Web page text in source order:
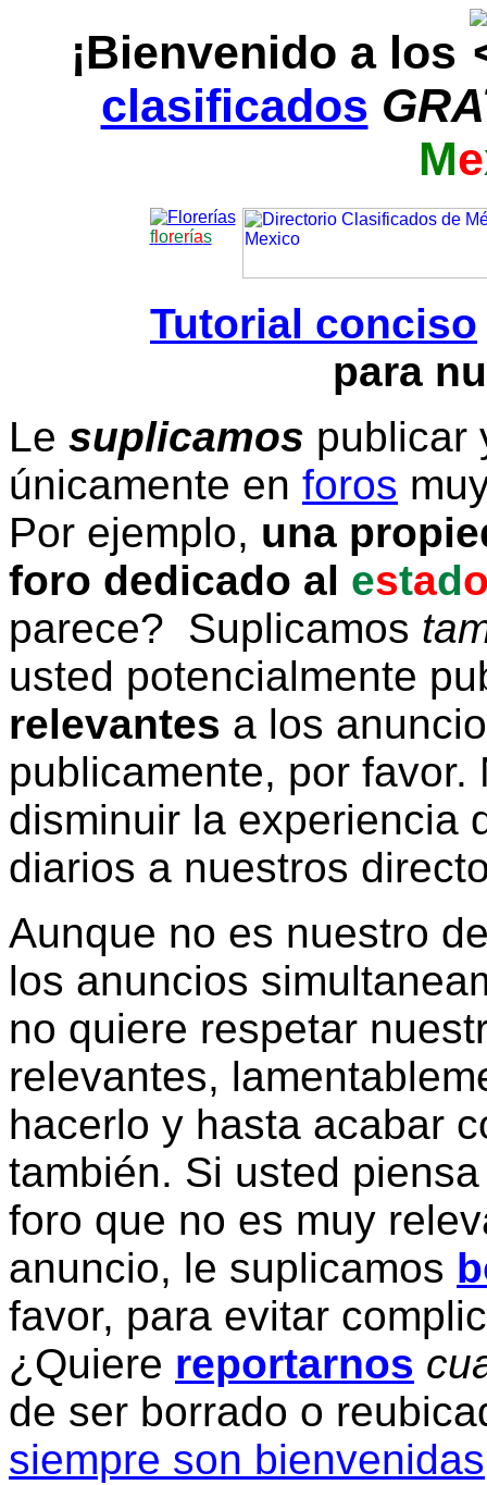
¡Bienvenido a los
clasificados
Me
florerías
Tutorial conciso
para
Le suplicamos publicar
únicamente en foros
Por ejemplo, una
foro dedicado al estad
parece? Suplicamos
usted potencialmente
relevantes a los
publicamente, por
disminuir la experiencia
diarios a nuestros
Aunque no es nuestro
los anuncios
no quiere respetar
relevantes,
hacerlo y hasta acabar
también. Si usted
foro que no es muy
anuncio, le suplicamos
favor, para evitar
¿Quiere reportarnos
de ser borrado o
siempre son bienvenidas